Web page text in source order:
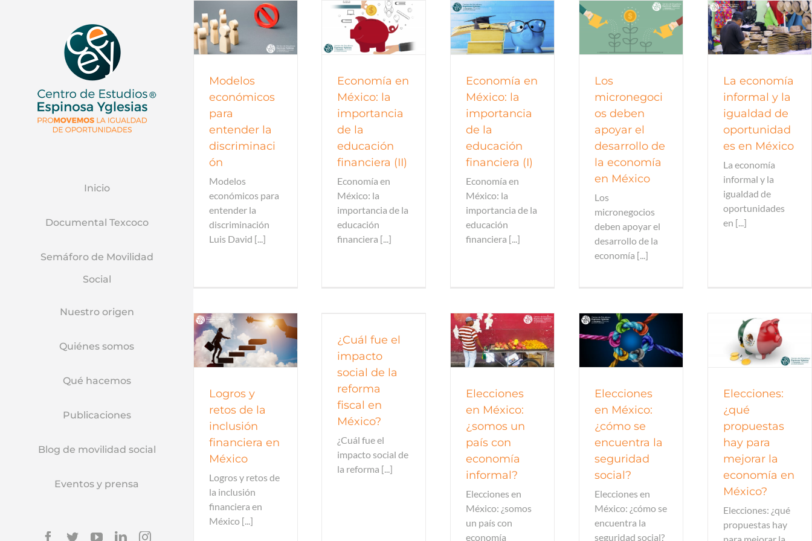
Inicio
Documental Texcoco
Semáforo de Movilidad
Social
Nuestro origen
Quiénes somos
Qué hacemos
Publicaciones
Blog de movilidad social
Eventos y prensa
Facebook
TwitterYouTubeLinkedinInstagram
Modelos
económicos
para
entender la
discriminaci
ón
Modelos
económicos para
entender la
discriminación
Luis David [...]
Economía en
México: la
importancia
de la
educación
financiera (II)
Economía en
México: la
importancia de la
educación
financiera [...]
Economía
Economía en
México: la
importancia
de la
educación
financiera (I)
Economía en
México: la
importancia de la
educación
financiera [...]
Economía
Los
micronegoci
os deben
apoyar el
desarrollo de
la economía
en México
Los
micronegocios
deben apoyar el
desarrollo de la
economía [...]
Economía
La economía
informal y la
igualdad de
oportunidad
es en México
La economía
informal y la
igualdad de
oportunidades
en [...]
Economía
Logros y
retos de la
inclusión
financiera en
México
Logros y retos de
la inclusión
financiera en
México [...]
Economía
¿Cuál fue el
impacto
social de la
reforma
fiscal en
México?
¿Cuál fue el
impacto social de
la reforma [...]
Elecciones
en México:
¿somos un
país con
economía
informal?
Elecciones en
México: ¿somos
un país con
economía
Economía
Elecciones
en México:
¿cómo se
encuentra la
seguridad
social?
Elecciones en
México: ¿cómo se
encuentra la
seguridad social?
Economía
Elecciones:
¿qué
propuestas
hay para
mejorar la
economía en
México?
Elecciones: ¿qué
propuestas hay